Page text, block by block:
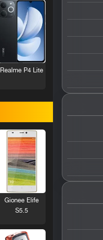
Realme P4 Lite
Gionee Elife
S5.5